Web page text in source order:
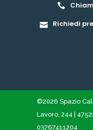
Richiedi
©2026 Spazio
Lavoro, 244 |
03767411204